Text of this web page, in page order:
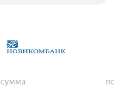
сумма